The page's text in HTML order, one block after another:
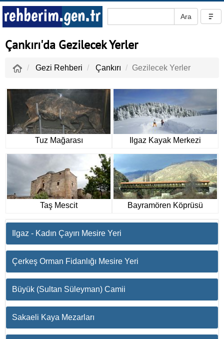
Çankırı'da Gezilecek Yerler
Gezi Rehberi Çankırı Gezilecek Yerler
Tuz Mağarası Ilgaz Kayak Merkezi
Taş Mescit Bayramören Köprüsü
Ilgaz - Kadın Çayırı Mesire Yeri
Çerkeş Orman Fidanlığı Mesire Yeri
Büyük (Sultan Süleyman) Camii
Sakaeli Kaya Mezarları